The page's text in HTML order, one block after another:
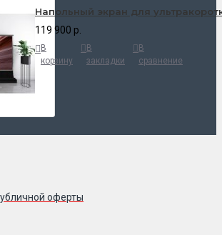
Напольный экран для
119 900 р.
В
корзину
В
закладки
В
сравнение
оферты